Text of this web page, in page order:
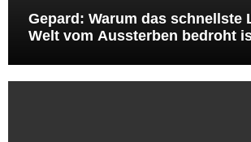
Gepard: Warum das schnellste
Welt vom Aussterben bedroht